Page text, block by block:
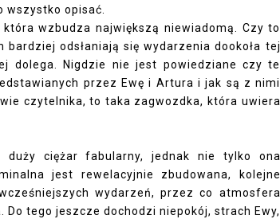
wszystko opisać.
wzbudza największą niewiadomą. Czy to
odsłaniają się wydarzenia dookoła tej
Nigdzie nie jest powiedziane czy te
przez Ewę i Artura i jak są z nimi
czytelnika, to taka zagwozdka, która uwiera
duży ciężar fabularny, jednak nie tylko ona
jest rewelacyjnie zbudowana, kolejne
wydarzeń, przez co atmosfera
tego jeszcze dochodzi niepokój, strach Ewy,